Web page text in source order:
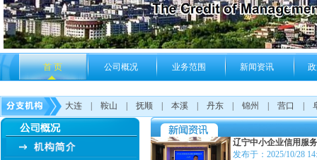
首 页 公司概况 业务范围 新闻资讯
大连 鞍山 抚顺 本溪 丹东 锦州 营口
辽宁中小企业信用服
发布于：2025/10/28